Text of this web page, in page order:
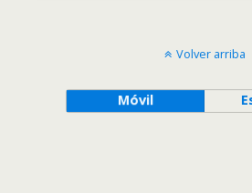
Volver arriba
Móvil